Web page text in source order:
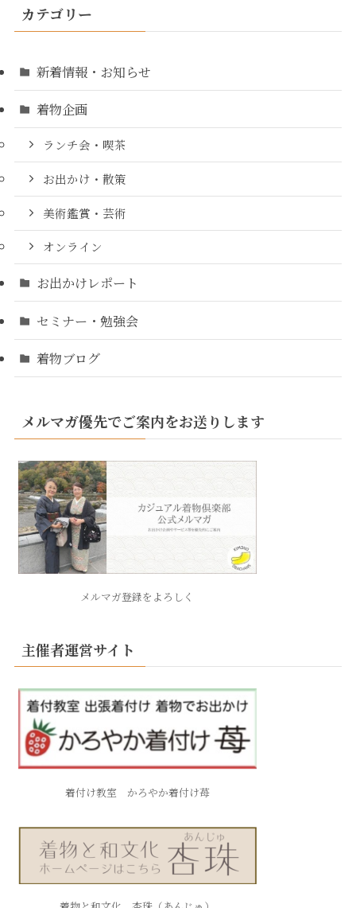
カテゴリー
新着情報・お知らせ
着物企画
ランチ会・喫茶
お出かけ・散策
美術鑑賞・芸術
オンライン
お出かけレポート
セミナー・勉強会
着物ブログ
メルマガ優先でご案内をお送りします
メルマガ登録をよろしく
主催者運営サイト
着付け教室 かろやか着付け苺